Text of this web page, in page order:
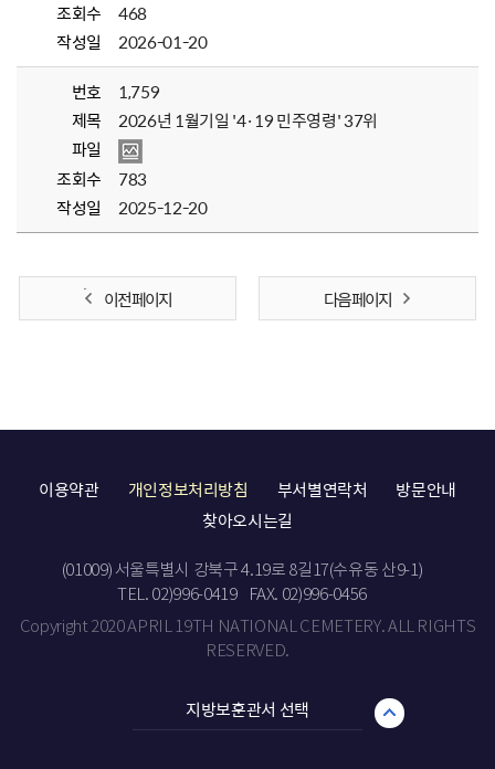
조회수
468
작성일
2026-01-20
번호
1,759
제목
2026년 1월기일 '4·19 민주영령' 37위
파일
조회수
783
작성일
2025-12-20
이전 페이지 다음 페이지
이용약관 개인정보처리방침 부서별연락처
방문안내
찾아오시는길
(01009) 서울특별시 강북구 4.19로 8길17(수유동 산9-1)
TEL. 02)996-0419
FAX. 02)996-0456
Copyright 2020 APRIL 19TH NATIONAL CEMETERY. ALL RIGHTS
RESERVED.
지방보훈관서 선택